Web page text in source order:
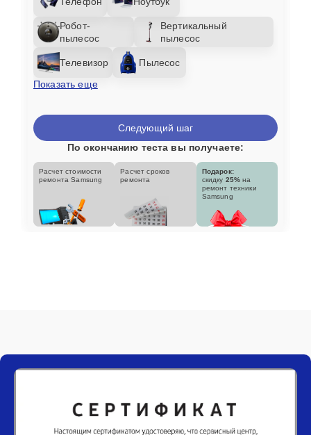
Робот-
пылесос
Вертикальный
пылесос
Телевизор
Пылесос
Показать еще
Следующий шаг
По окончанию теста вы получаете:
Расчет стоимости
ремонта Samsung
Расчет сроков
ремонта
Подарок:
скидку 25% на
ремонт техники
Samsung